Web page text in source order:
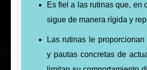
Es fiel a las rutinas que, en
sigue de manera rígida y
Las rutinas le proporcionan
y pautas concretas de